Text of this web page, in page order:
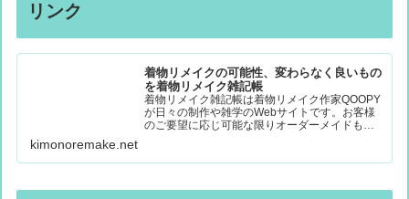
リンク
着物リメイクの可能性、変わらなく良いもの
を着物リメイク雑記帳
着物リメイク雑記帳は着物リメイク作家QOOPY
が日々の制作や雑学のWebサイトです。お客様
のご要望に応じ可能な限りオーダーメイドも受
お気軽にご相談ください。
kimonoremake.net